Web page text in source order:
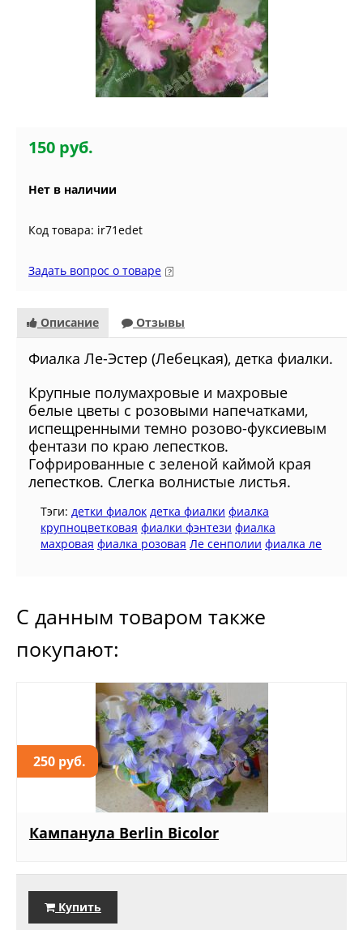
150 руб.
Нет в наличии
Код товара: ir71edet
Задать вопрос о товаре
Описание Отзывы
Фиалка Ле-Эстер (Лебецкая), детка фиалки.
Крупные полумахровые и махровые
белые цветы с розовыми напечатками,
испещренными темно розово-фуксиевым
фентази по краю лепестков.
Гофрированные с зеленой каймой края
лепестков. Слегка волнистые листья.
Тэги: детки фиалок детка фиалки фиалка
крупноцветковая фиалки фэнтези фиалка
махровая фиалка розовая Ле сенполии фиалка ле
С данным товаром также
покупают:
250 руб.
Кампанула Berlin Bicolor
Купить